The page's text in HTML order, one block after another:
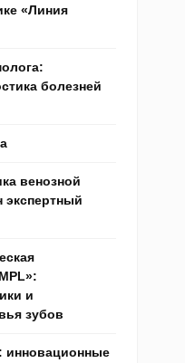
«Линия
болезней
венозной
экспертный
и
зубов
инновационные